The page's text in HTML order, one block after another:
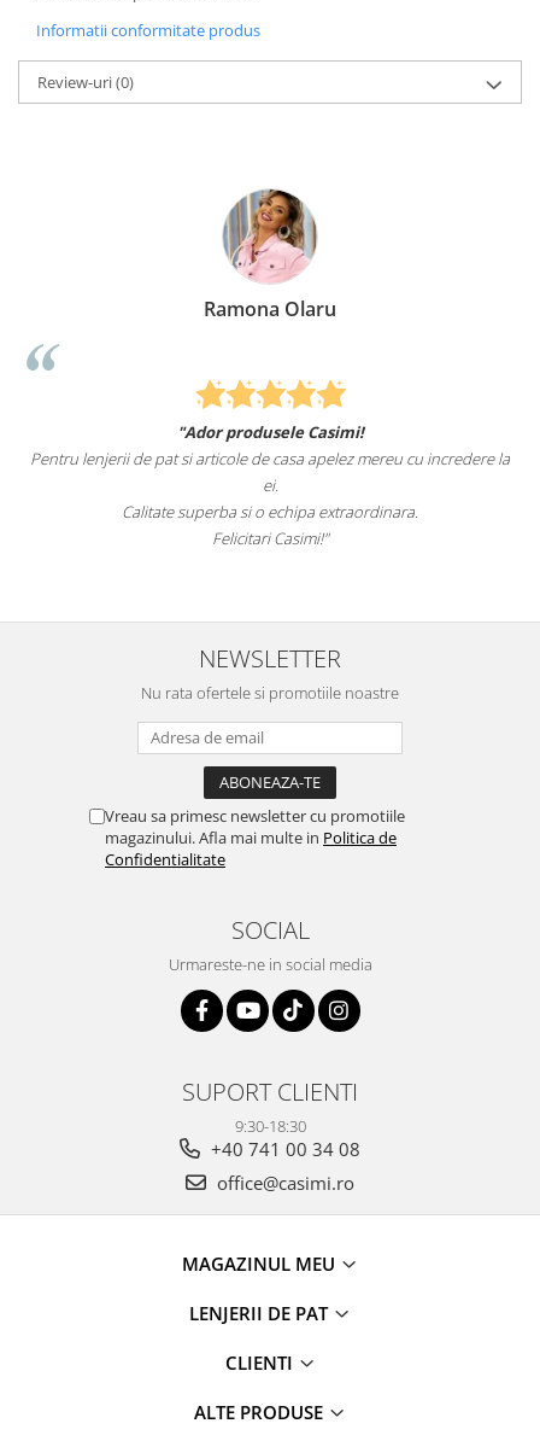
Informatii conformitate produs
Review-uri(0)
Ramona Olaru
"Ador produsele Casimi!
Pentru lenjerii de pat si articole de casa apelez mereu cu incredere la
Calitate superba si o echipa extraordinara.
Felicitari Casimi!"
NEWSLETTER
Nu rata ofertele si promotiile noastre
Vreau sa primesc newsletter cu promotiile
magazinului. Afla mai multe in Politica de
Confidentialitate
SOCIAL
Urmareste-ne in social media
SUPORT CLIENTI
9:30-18:30
+40 741 00 34 08
office@casimi.ro
MAGAZINUL MEU
LENJERII DE PAT
CLIENTI
ALTE PRODUSE